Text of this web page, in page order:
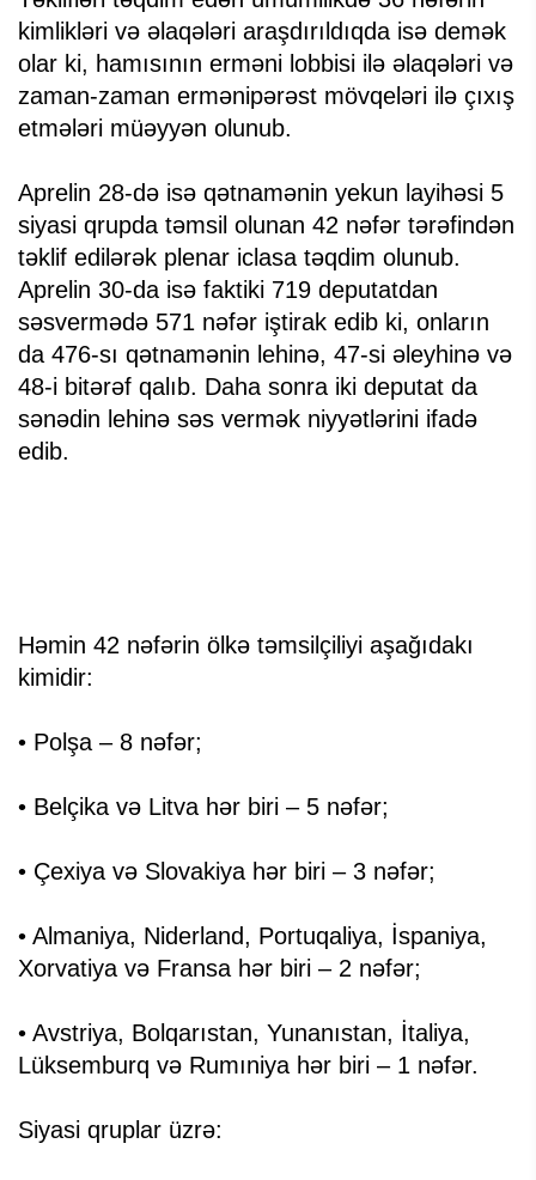
kimlikləri və əlaqələri araşdırıldıqda isə demək
olar ki, hamısının erməni lobbisi ilə əlaqələri və
zaman-zaman ermənipərəst mövqeləri ilə çıxış
etmələri müəyyən olunub.
Aprelin 28-də isə qətnamənin yekun layihəsi 5
siyasi qrupda təmsil olunan 42 nəfər tərəfindən
təklif edilərək plenar iclasa təqdim olunub.
Aprelin 30-da isə faktiki 719 deputatdan
səsvermədə 571 nəfər iştirak edib ki, onların
da 476-sı qətnamənin lehinə, 47-si əleyhinə və
48-i bitərəf qalıb. Daha sonra iki deputat da
sənədin lehinə səs vermək niyyətlərini ifadə
edib.
Həmin 42 nəfərin ölkə təmsilçiliyi aşağıdakı
kimidir:
• Polşa – 8 nəfər;
• Belçika və Litva hər biri – 5 nəfər;
• Çexiya və Slovakiya hər biri – 3 nəfər;
• Almaniya, Niderland, Portuqaliya, İspaniya,
Xorvatiya və Fransa hər biri – 2 nəfər;
• Avstriya, Bolqarıstan, Yunanıstan, İtaliya,
Lüksemburq və Rumıniya hər biri – 1 nəfər.
Siyasi qruplar üzrə: